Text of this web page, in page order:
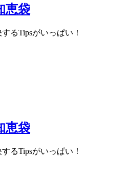
恵袋
るTipsがいっぱい！
恵袋
るTipsがいっぱい！